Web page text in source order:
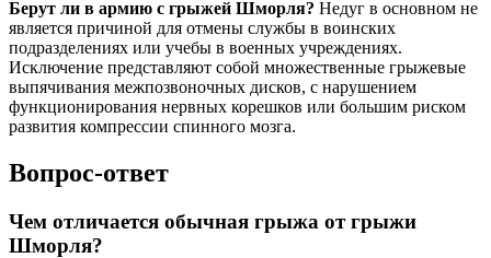
Берут ли в армию с грыжей Шморля? Недуг в основном не
является причиной для отмены службы в воинских
подразделениях или учебы в военных учреждениях.
Исключение представляют собой множественные грыжевые
выпячивания межпозвоночных дисков, с нарушением
функционирования нервных корешков или большим риском
развития компрессии спинного мозга.
Вопрос-ответ
Чем отличается обычная грыжа от грыжи
Шморля?